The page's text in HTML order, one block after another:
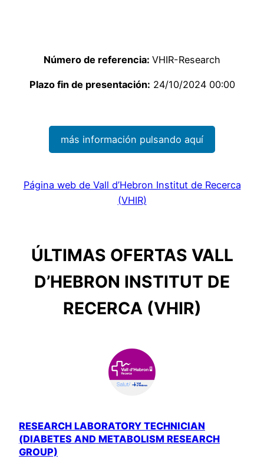
Número de referencia: VHIR-Research
Plazo fin de presentación: 24/10/2024 00:00
más información pulsando aquí
Página web de Vall d’Hebron Institut de Recerca
(VHIR)
ÚLTIMAS OFERTAS VALL
D’HEBRON INSTITUT DE
RECERCA (VHIR)
RESEARCH LABORATORY TECHNICIAN
(DIABETES AND METABOLISM RESEARCH
GROUP)